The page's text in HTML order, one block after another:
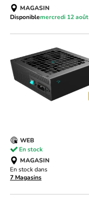
MAGASIN
Disponiblemercredi 12 août
WEB
En stock
MAGASIN
En stock dans
7 Magasins